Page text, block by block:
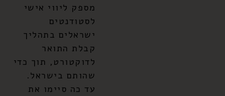
מספק ליווי אישי
לסטודנטים
ישראלים בתהליך
קבלת התואר
לדוקטורט, תוך כדי
שהותם בישראל.
עד כה סיימו את